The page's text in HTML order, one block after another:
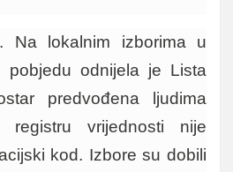
Na lokalnim izborima u
pobjedu odnijela je Lista
predvođena ljudima
vrijednosti nije
kod. Izbore su dobili